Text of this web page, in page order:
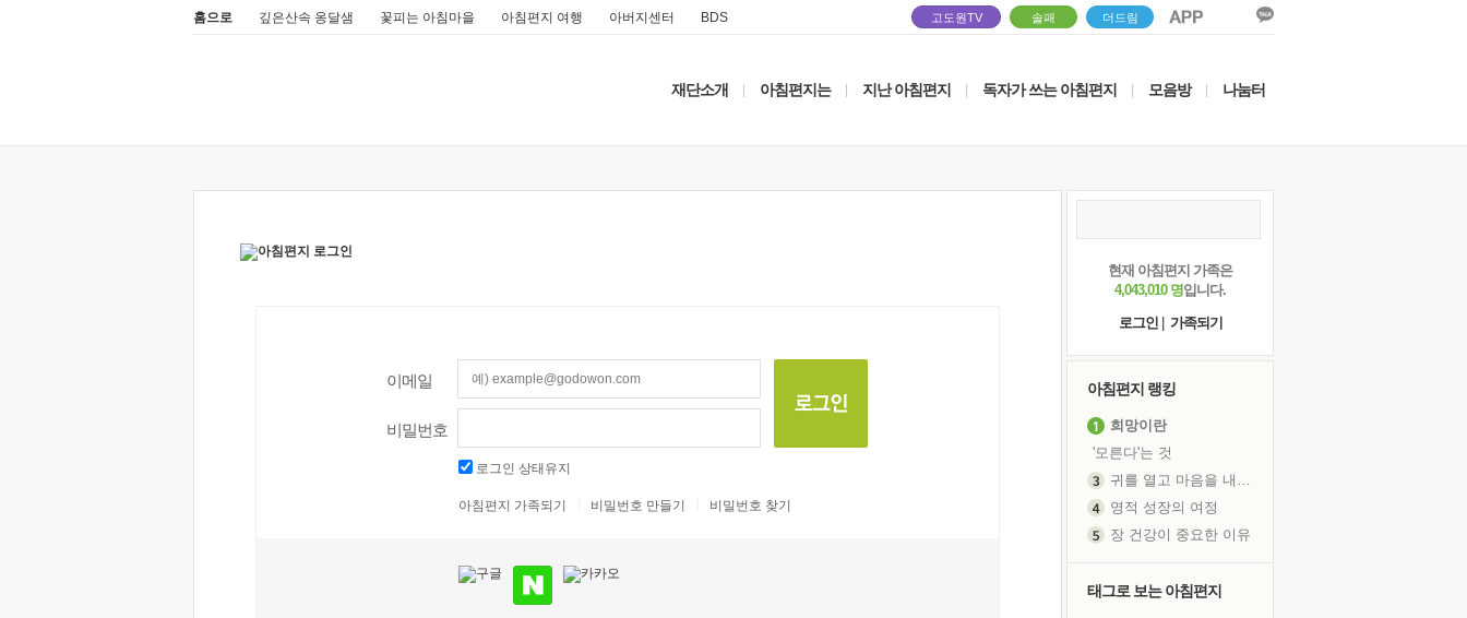
홈으로 깊은산속 옹달샘 꽃피는 아침마을 아침편지 여행 아버지센터 BDS 고도원TV 솔패 더드림
재단소개 아침편지는 지난 아침편지 독자가 쓰는 아침편지 모음방 나눔터
이메일
비밀번호
로그인 상태유지
아침편지 가족되기 비밀번호 만들기 비밀번호 찾기
현재 아침편지 가족은
4,043,010 명입니다.
로그인
가족되기
아침편지 랭킹
희망이란
'모른다'는 것
귀를 열고 마음을 내어주고
영적 성장의 여정
장 건강이 중요한 이유
흙이 된 몸으로 출근하는 여자
태그로 보는 아침편지